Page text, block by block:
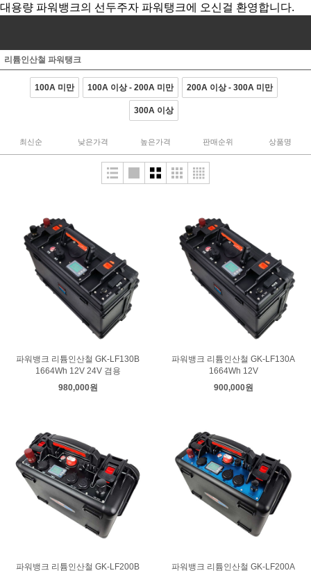
대용량 파워뱅크의 선두주자 파워탱크에 오신걸 환영합니다.
리튬인산철 파워탱크
100A 미만 100A 이상 - 200A 미만 200A 이상 - 300A 미만
300A 이상
최신순 낮은가격 높은가격 판매순위 상품명
파워뱅크 리튬인산철 GK-LF130B
1664Wh 12V 24V 겸용
980,000원
파워뱅크 리튬인산철 GK-LF130A
1664Wh 12V
900,000원
파워뱅크 리튬인산철 GK-LF200B
파워뱅크 리튬인산철 GK-LF200A